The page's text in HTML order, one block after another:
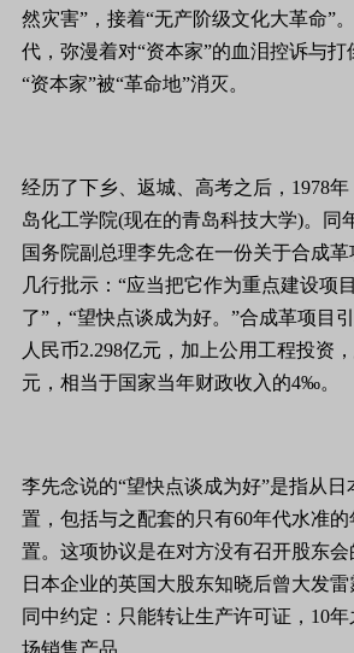
然灾害”，接着“无产阶级文化大革命”
代，弥漫着对“资本家”的血泪控诉与
“资本家”被“革命地”消灭。
经历了下乡、返城、高考之后，1978
岛化工学院(现在的青岛科技大学)。同
国务院副总理李先念在一份关于合成
几行批示：“应当把它作为重点建设项
了”，“望快点谈成为好。”合成革项目
人民币2.298亿元，加上公用工程投资
元，相当于国家当年财政收入的4‰。
李先念说的“望快点谈成为好”是指从
置，包括与之配套的只有60年代水准
置。这项协议是在对方没有召开股东会
日本企业的英国大股东知晓后曾大发
同中约定：只能转让生产许可证，10
场销售产品。